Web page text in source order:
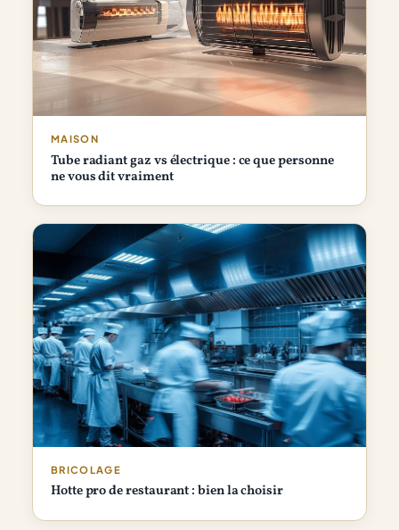
MAISON
Tube radiant gaz vs électrique : ce que personne
ne vous dit vraiment
BRICOLAGE
Hotte pro de restaurant : bien la choisir